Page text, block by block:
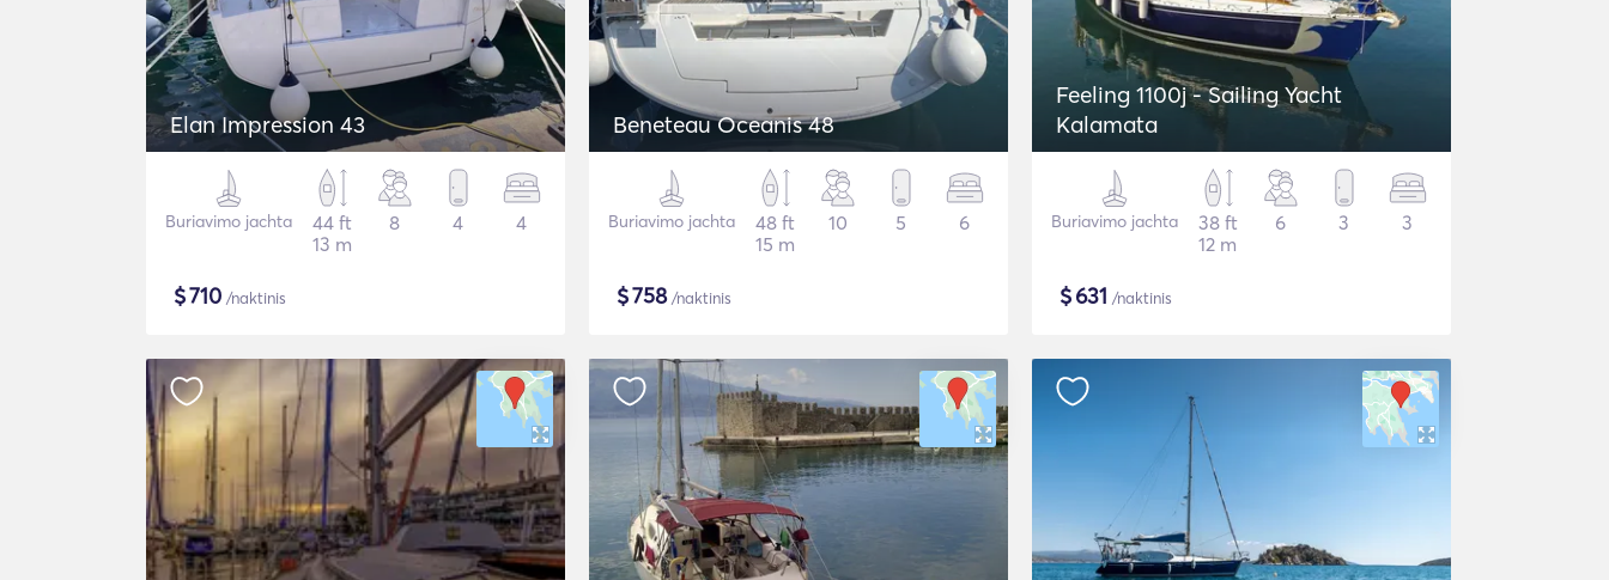
Elan Impression 43
Buriavimo jachta
44 ft
13 m
8 4 4
$710 /naktinis
Beneteau Oceanis 48
Buriavimo jachta
48 ft
15 m
10 5 6
$758/naktinis
Feeling 1100j - Sailing Yacht
Kalamata
Buriavimo jachta
38 ft
12 m
6 3 3
$631 /naktinis